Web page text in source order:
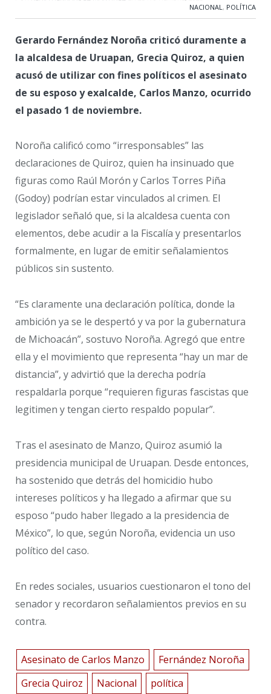
NACIONAL , POLÍTICA
Gerardo Fernández Noroña criticó duramente a
la alcaldesa de Uruapan, Grecia Quiroz, a quien
acusó de utilizar con fines políticos el asesinato
de su esposo y exalcalde, Carlos Manzo, ocurrido
el pasado 1 de noviembre.
Noroña calificó como “irresponsables” las
declaraciones de Quiroz, quien ha insinuado que
figuras como Raúl Morón y Carlos Torres Piña
(Godoy) podrían estar vinculados al crimen. El
legislador señaló que, si la alcaldesa cuenta con
elementos, debe acudir a la Fiscalía y presentarlos
formalmente, en lugar de emitir señalamientos
públicos sin sustento.
“Es claramente una declaración política, donde la
ambición ya se le despertó y va por la gubernatura
de Michoacán”, sostuvo Noroña. Agregó que entre
ella y el movimiento que representa “hay un mar de
distancia”, y advirtió que la derecha podría
respaldarla porque “requieren figuras fascistas que
legitimen y tengan cierto respaldo popular”.
Tras el asesinato de Manzo, Quiroz asumió la
presidencia municipal de Uruapan. Desde entonces,
ha sostenido que detrás del homicidio hubo
intereses políticos y ha llegado a afirmar que su
esposo “pudo haber llegado a la presidencia de
México”, lo que, según Noroña, evidencia un uso
político del caso.
En redes sociales, usuarios cuestionaron el tono del
senador y recordaron señalamientos previos en su
contra.
Asesinato de Carlos Manzo
Fernández Noroña
Grecia Quiroz
Nacional política